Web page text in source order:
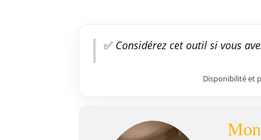
✅ Considérez cet outil si vous
Disponibilité et